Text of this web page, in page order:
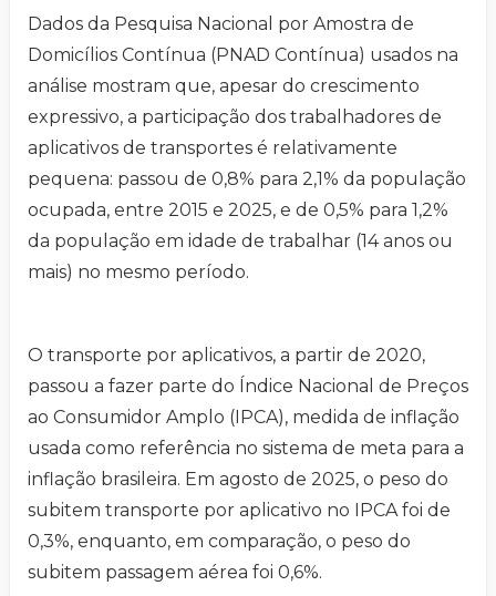
Dados da Pesquisa Nacional por Amostra de
Domicílios Contínua (PNAD Contínua) usados na
análise mostram que, apesar do crescimento
expressivo, a participação dos trabalhadores de
aplicativos de transportes é relativamente
pequena: passou de 0,8% para 2,1% da população
ocupada, entre 2015 e 2025, e de 0,5% para 1,2%
da população em idade de trabalhar (14 anos ou
mais) no mesmo período.
O transporte por aplicativos, a partir de 2020,
passou a fazer parte do Índice Nacional de Preços
ao Consumidor Amplo (IPCA), medida de inflação
usada como referência no sistema de meta para a
inflação brasileira. Em agosto de 2025, o peso do
subitem transporte por aplicativo no IPCA foi de
0,3%, enquanto, em comparação, o peso do
subitem passagem aérea foi 0,6%.